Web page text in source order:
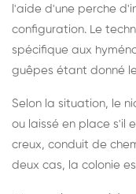
l'aide d'une perche
configuration. Le
spécifique aux
guêpes étant donné
Selon la situation, le
ou laissé en place s'il
creux, conduit de
deux cas, la colonie